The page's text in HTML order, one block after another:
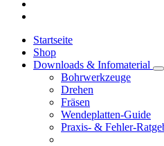
Startseite
Shop
Downloads & Infomaterial
Bohrwerkzeuge
Drehen
Fräsen
Wendeplatten-Guide
Praxis- & Fehler-